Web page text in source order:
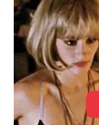
drugo. Mnogo su
dovoljno.
U naredna tri
vera bila
Subota donosi